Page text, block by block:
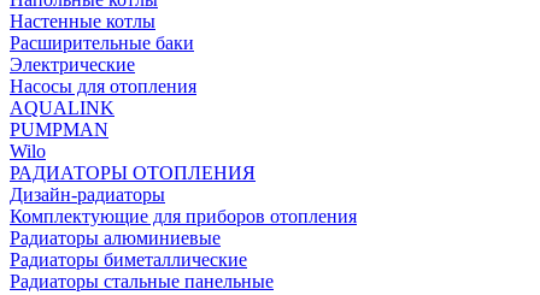
Настенные котлы
Расширительные баки
Электрические
Насосы для отопления
AQUALINK
PUMPMAN
Wilo
РАДИАТОРЫ ОТОПЛЕНИЯ
Дизайн-радиаторы
Комплектующие для приборов отопления
Радиаторы алюминиевые
Радиаторы биметаллические
Радиаторы стальные панельные